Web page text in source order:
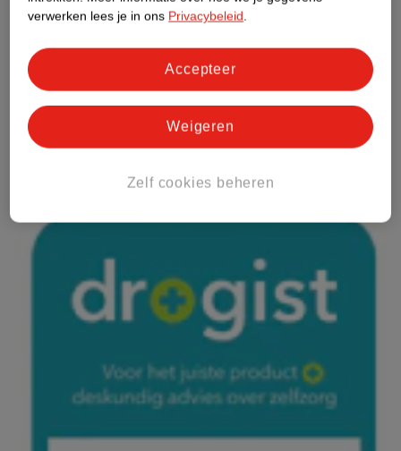
verwerken lees je in ons Privacybeleid.
Zelf cookies beheren
Weigeren
Accepteer